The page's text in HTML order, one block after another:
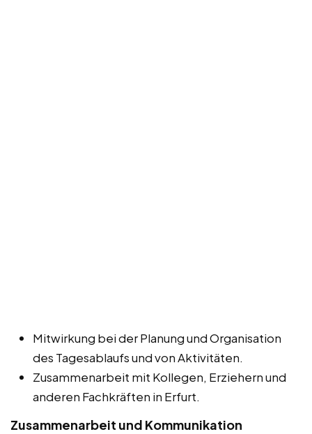
Mitwirkung bei der Planung und Organisation
des Tagesablaufs und von Aktivitäten.
Zusammenarbeit mit Kollegen, Erziehern und
anderen Fachkräften in Erfurt.
Zusammenarbeit und Kommunikation